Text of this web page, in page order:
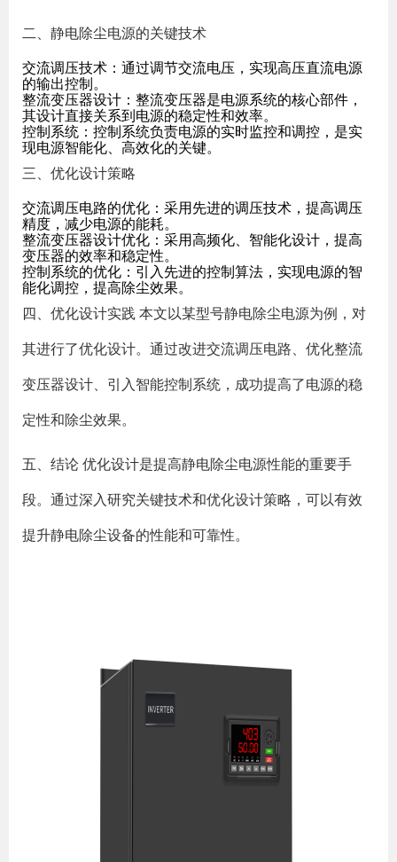
二、静电除尘电源的关键技术
交流调压技术：通过调节交流电压，实现高压直流电源
的输出控制。
整流变压器设计：整流变压器是电源系统的核心部件，
其设计直接关系到电源的稳定性和效率。
控制系统：控制系统负责电源的实时监控和调控，是实
现电源智能化、高效化的关键。
三、优化设计策略
交流调压电路的优化：采用先进的调压技术，提高调压
精度，减少电源的能耗。
整流变压器设计优化：采用高频化、智能化设计，提高
变压器的效率和稳定性。
控制系统的优化：引入先进的控制算法，实现电源的智
能化调控，提高除尘效果。
四、优化设计实践 本文以某型号静电除尘电源为例，对
其进行了优化设计。通过改进交流调压电路、优化整流
变压器设计、引入智能控制系统，成功提高了电源的稳
定性和除尘效果。
五、结论 优化设计是提高静电除尘电源性能的重要手
段。通过深入研究关键技术和优化设计策略，可以有效
提升静电除尘设备的性能和可靠性。